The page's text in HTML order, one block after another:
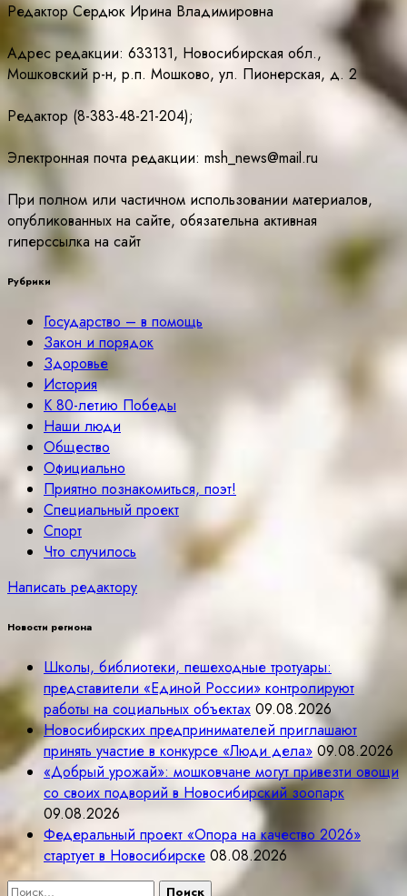
Редактор Сердюк Ирина Владимировна
Адрес редакции: 633131, Новосибирская обл.,
Мошковский р-н, р.п. Мошково, ул. Пионерская, д. 2
Редактор (8-383-48-21-204);
Электронная почта редакции: msh_news@mail.ru
При полном или частичном использовании материалов,
опубликованных на сайте, обязательна активная
гиперссылка на сайт
Рубрики
Государство – в помощь
Закон и порядок
Здоровье
История
К 80-летию Победы
Наши люди
Общество
Официально
Приятно познакомиться, поэт!
Специальный проект
Спорт
Что случилось
Написать редактору
Новости региона
Школы, библиотеки, пешеходные тротуары:
представители «Единой России» контролируют
работы на социальных объектах 09.08.2026
Новосибирских предпринимателей приглашают
принять участие в конкурсе «Люди дела» 09.08.2026
«Добрый урожай»: мошковчане могут привезти овощи
со своих подворий в Новосибирский зоопарк
09.08.2026
Федеральный проект «Опора на качество 2026»
стартует в Новосибирске 08.08.2026
Найти: